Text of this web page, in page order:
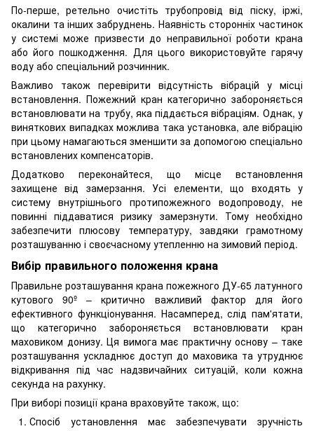
По-перше, ретельно очистіть трубопровід від піску, іржі,
окалини та інших забруднень. Наявність сторонніх частинок
у системі може призвести до неправильної роботи крана
або його пошкодження. Для цього використовуйте гарячу
воду або спеціальний розчинник.
Важливо також перевірити відсутність вібрацій у місці
встановлення. Пожежний кран категорично забороняється
встановлювати на трубу, яка піддається вібраціям. Однак, у
виняткових випадках можлива така установка, але вібрацію
при цьому намагаються зменшити за допомогою спеціально
встановлених компенсаторів.
Додатково переконайтеся, що місце встановлення
захищене від замерзання. Усі елементи, що входять у
систему внутрішнього протипожежного водопроводу, не
повинні піддаватися ризику замерзнути. Тому необхідно
забезпечити плюсову температуру, завдяки грамотному
розташуванню і своєчасному утепленню на зимовий період.
Вибір правильного положення крана
Правильне розташування крана пожежного ДУ-65 латунного
кутового 90º – критично важливий фактор для його
ефективного функціонування. Насамперед, слід пам'ятати,
що категорично забороняється встановлювати кран
маховиком донизу. Ця вимога має практичну основу – таке
розташування ускладнює доступ до маховика та утруднює
відкривання під час надзвичайних ситуацій, коли кожна
секунда на рахунку.
При виборі позиції крана враховуйте також, що:
Спосіб установлення має забезпечувати зручність